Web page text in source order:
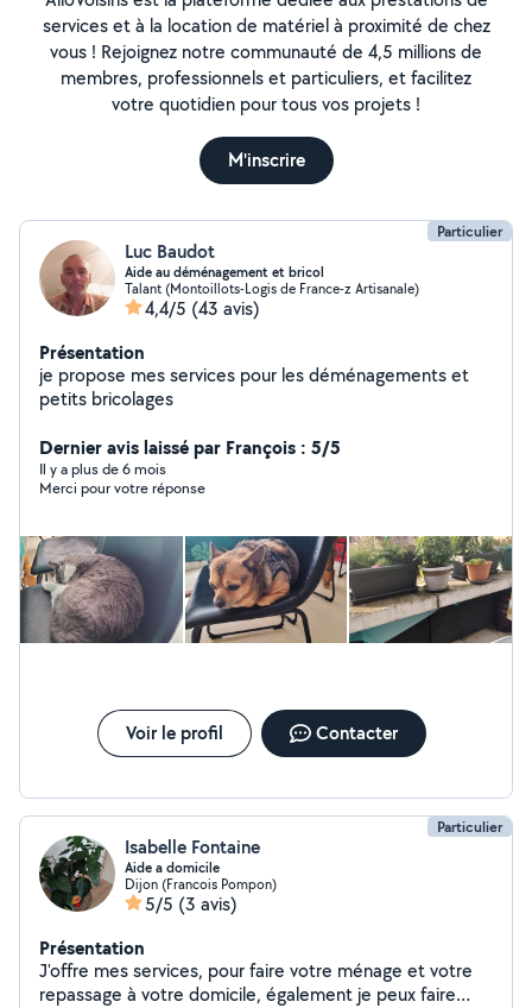
services et à la location de matériel à proximité de chez
vous ! Rejoignez notre communauté de 4,5 millions de
membres, professionnels et particuliers, et facilitez
votre quotidien pour tous vos projets !
M'inscrire
Particulier
Luc Baudot
Aide au déménagement et bricol
Talant (Montoillots-Logis de France-z Artisanale)
4,4/5 (43 avis)
Présentation
je propose mes services pour les déménagements et
petits bricolages
Dernier avis laissé par François : 5/5
Il y a plus de 6 mois
Merci pour votre réponse
Voir le profil Contacter
Particulier
Isabelle Fontaine
Aide a domicile
Dijon (Francois Pompon)
5/5 (3 avis)
Présentation
J'offre mes services, pour faire votre ménage et votre
repassage à votre domicile, également je peux faire